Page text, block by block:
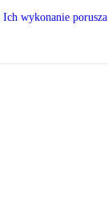
Ich wykonanie porusza